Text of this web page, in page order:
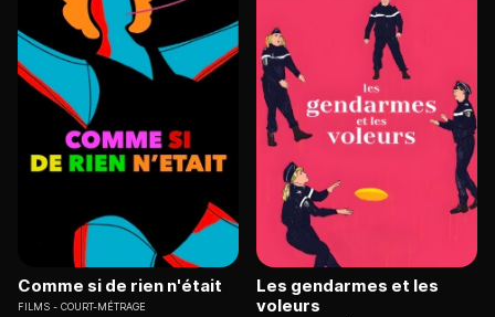
Comme si de rien n'était
FILMS COURT-MÉTRAGE
Les gendarmes et les
voleurs